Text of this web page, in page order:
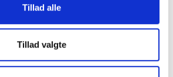
Tillad alle
Tillad valgte